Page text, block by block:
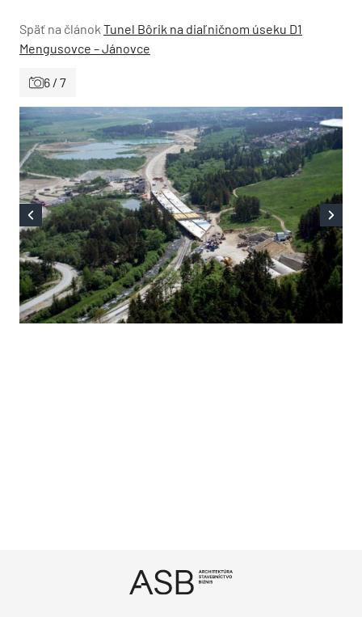
Späť na článok Tunel Bôrik na diaľničnom úseku D1
Mengusovce – Jánovce
6 / 7